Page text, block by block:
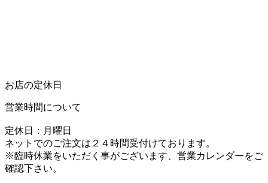
お店の定休日
営業時間について
定休日：月曜日
ネットでのご注文は２４時間受付けております。
※臨時休業をいただく事がございます、営業カレンダーをご
確認下さい。